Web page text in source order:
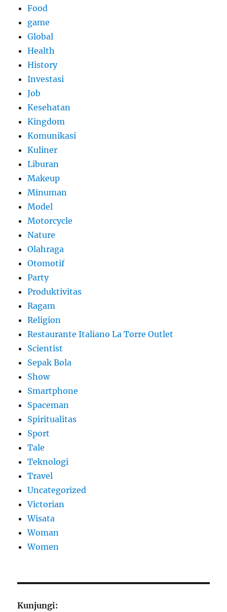
Food
game
Global
Health
History
Investasi
Job
Kesehatan
Kingdom
Komunikasi
Kuliner
Liburan
Makeup
Minuman
Model
Motorcycle
Nature
Olahraga
Otomotif
Party
Produktivitas
Ragam
Religion
Restaurante Italiano La Torre Outlet
Scientist
Sepak Bola
Show
Smartphone
Spaceman
Spiritualitas
Sport
Tale
Teknologi
Travel
Uncategorized
Victorian
Wisata
Woman
Women
Kunjungi: